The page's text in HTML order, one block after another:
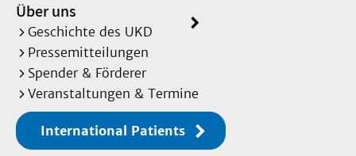
Über uns
Geschichte des UKD
Pressemitteilungen
Spender & Förderer
Veranstaltungen & Termine
International Patients